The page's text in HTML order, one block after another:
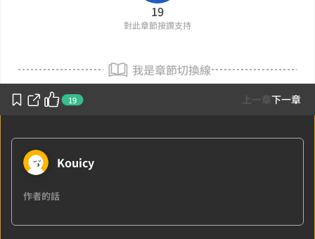
19 上一章下一章
19
對此章節按讚支持
我是章節切換線
Kouicy
作者的話